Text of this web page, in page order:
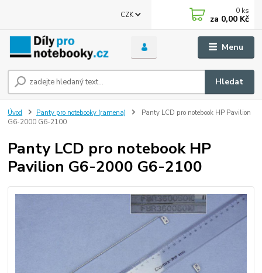
Menu
CZK
Hledat
0 ks
za 0,00 Kč
Úvod Panty pro notebooky (ramena)
Panty LCD pro notebook HP Pavilion
G6-2000 G6-2100
Panty LCD pro notebook HP
Pavilion G6-2000 G6-2100